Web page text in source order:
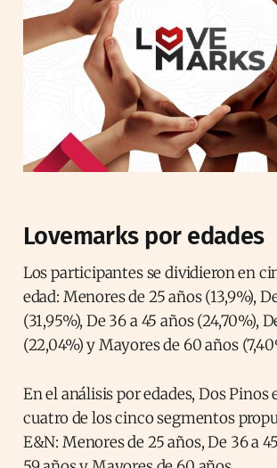
Lovemarks por edades
Los participantes se dividieron en
edad: Menores de 25 años (13,9%),
(31,95%), De 36 a 45 años (24,70%),
(22,04%) y Mayores de 60 años
En el análisis por edades, Dos Pinos
cuatro de los cinco segmentos
E&N: Menores de 25 años, De 36 a